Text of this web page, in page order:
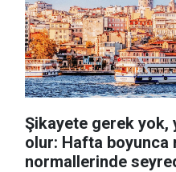
Şikayete gerek yok,
olur: Hafta boyunca
normallerinde